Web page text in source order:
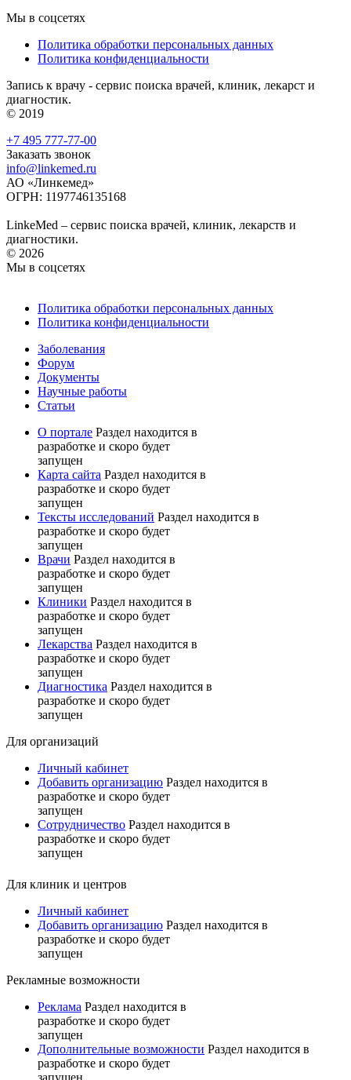
Мы в соцсетях
Политика обработки персональных данных
Политика конфиденциальности
Запись к врачу - сервис поиска врачей, клиник, лекарст и
диагностик.
© 2019
+7 495 777-77-00
Заказать звонок
info@linkemed.ru
АО «Линкемед»
ОГРН: 1197746135168
LinkeMed – сервис поиска врачей, клиник, лекарств и
диагностики.
© 2026
Мы в соцсетях
Политика обработки персональных данных
Политика конфиденциальности
Заболевания
Форум
Документы
Научные работы
Статьи
О портале Раздел находится в
разработке и скоро будет
запущен
Карта сайта Раздел находится в
разработке и скоро будет
запущен
Тексты исследований Раздел находится в
разработке и скоро будет
запущен
Врачи Раздел находится в
разработке и скоро будет
запущен
Клиники Раздел находится в
разработке и скоро будет
запущен
Лекарства Раздел находится в
разработке и скоро будет
запущен
Диагностика Раздел находится в
разработке и скоро будет
запущен
Для организаций
Личный кабинет
Добавить организацию Раздел находится в
разработке и скоро будет
запущен
Сотрудничество Раздел находится в
разработке и скоро будет
запущен
Для клиник и центров
Личный кабинет
Добавить организацию Раздел находится в
разработке и скоро будет
запущен
Рекламные возможности
Реклама Раздел находится в
разработке и скоро будет
запущен
Дополнительные возможности Раздел находится в
разработке и скоро будет
запущен